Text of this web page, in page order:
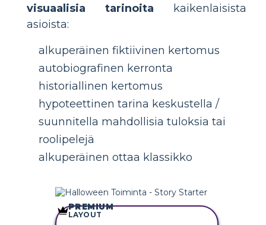
visuaalisia tarinoita kaikenlaisista
asioista:
alkuperäinen fiktiivinen kertomus
autobiografinen kerronta
historiallinen kertomus
hypoteettinen tarina keskustella /
suunnitella mahdollisia tuloksia tai
roolipelejä
alkuperäinen ottaa klassikko
KOPIOI TÄMÄ
PREMIUM
LAYOUT